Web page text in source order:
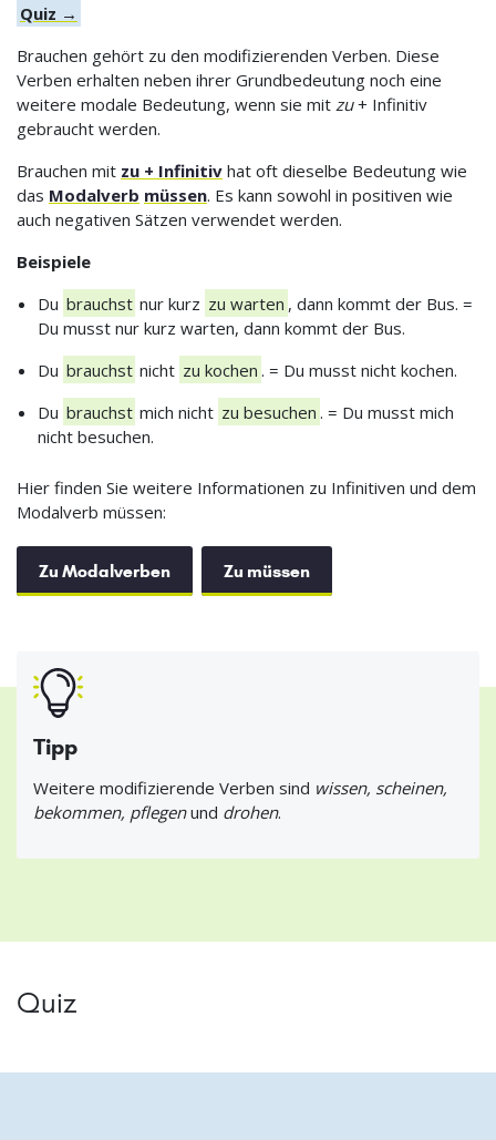
Quiz →
Brauchen gehört zu den modifizierenden Verben. Diese
Verben erhalten neben ihrer Grundbedeutung noch eine
weitere modale Bedeutung, wenn sie mit zu+ Infinitiv
gebraucht werden.
Brauchen mit zu + Infinitiv hat oft dieselbe Bedeutung wie
das Modalverb müssen. Es kann sowohl in positiven wie
auch negativen Sätzen verwendet werden.
Beispiele
Du brauchst nur kurz zu warten , dann kommt der Bus. =
Du musst nur kurz warten, dann kommt der Bus.
Du brauchst nicht zu kochen . = Du musst nicht kochen.
Du brauchst mich nicht zu besuchen . = Du musst mich
nicht besuchen.
Hier finden Sie weitere Informationen zu Infinitiven und dem
Modalverb müssen:
Zu Modalverben Zu müssen
Tipp
Weitere modifizierende Verben sind wissen, scheinen,
bekommen, pflegenund drohen.
Quiz